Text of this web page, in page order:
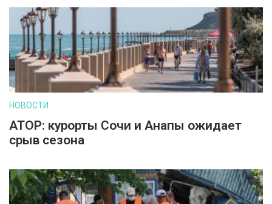
НОВОСТИ
АТОР: курорты Сочи и Анапы ожидает
срыв сезона